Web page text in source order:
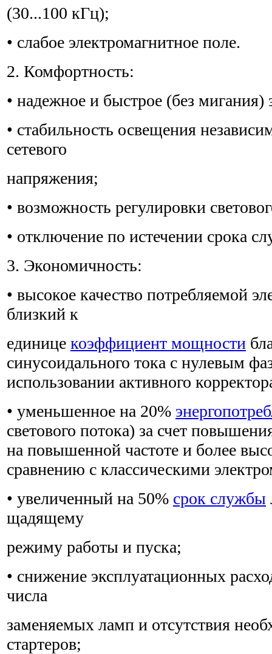
(30...100 кГц);
• слабое электромагнитное поле.
2. Комфортность:
• надежное и быстрое (без мигания)
• стабильность освещения
сетевого
напряжения;
• возможность регулировки
• отключение по истечении срока
3. Экономичность:
• высокое качество потребляемой
близкий к
единице коэффициент мощности
синусоидального тока с нулевым
использовании активного
• уменьшенное на 20%
светового потока) за счет
на повышенной частоте и более
сравнению с классическими
• увеличенный на 50% срок службы
щадящему
режиму работы и пуска;
• снижение эксплуатационных
числа
заменяемых ламп и отсутствия
стартеров;